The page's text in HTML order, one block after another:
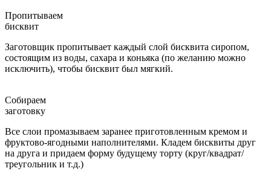
Пропитываем
бисквит
Заготовщик пропитывает каждый слой бисквита сиропом,
состоящим из воды, сахара и коньяка (по желанию можно
исключить), чтобы бисквит был мягкий.
Собираем
заготовку
Все слои промазываем заранее приготовленным кремом и
фруктово-ягодными наполнителями. Кладем бисквиты друг
на друга и придаем форму будущему торту (круг/квадрат/
треугольник и т.д.)